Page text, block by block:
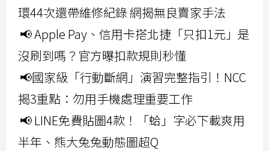
環44次還帶維修紀錄 網揭無良賣家手法
📢 Apple Pay、信用卡搭北捷「只扣1元」是
沒刷到嗎？官方曝扣款規則秒懂
📢國家級「行動斷網」演習完整指引！NCC
揭3重點：勿用手機處理重要工作
📢 LINE免費貼圖4款！「蛤」字必下載爽用
半年、熊大兔兔動態圖超Q